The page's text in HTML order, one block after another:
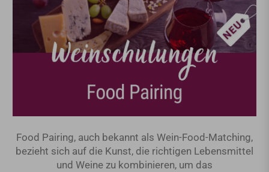
Food Pairing, auch bekannt als Wein-Food-Matching,
bezieht sich auf die Kunst, die richtigen Lebensmittel
und Weine zu kombinieren, um das